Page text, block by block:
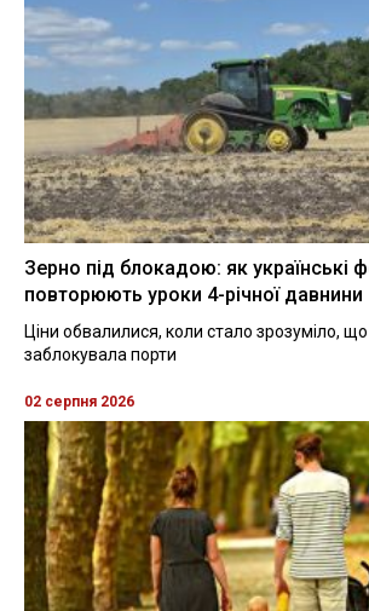
Зерно під блокадою: як українські
повторюють уроки 4-річної давнини
Ціни обвалилися, коли стало зрозуміло, що
заблокувала порти
02 серпня 2026